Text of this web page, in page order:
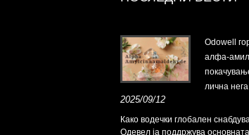
на цени-
2025.07.25
Odowell
алфа-
лична нега
2025/09/12
Како водечки глобален
Одевел ја поддржува